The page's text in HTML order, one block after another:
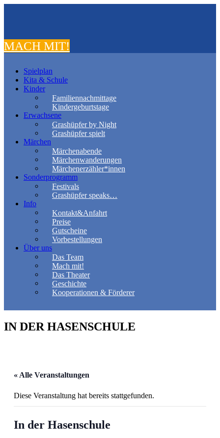
MACH MIT!
Spielplan
Kita & Schule
Kinder
Familiennachmittage
Kindergeburtstage
Erwachsene
Grashüpfer by Night
Grashüpfer spielt
Märchen
Märchenabende
Märchenwanderungen
Märchenerzähler*innen
Sonderprogramm
Festivals
Grashüpfer speaks…
Info
Kontakt&Anfahrt
Preise
Gutscheine
Vorbestellungen
Über uns
Das Team
Mach mit!
Das Theater
Geschichte
Kooperationen & Förderer
IN DER HASENSCHULE
« Alle Veranstaltungen
Diese Veranstaltung hat bereits stattgefunden.
In der Hasenschule